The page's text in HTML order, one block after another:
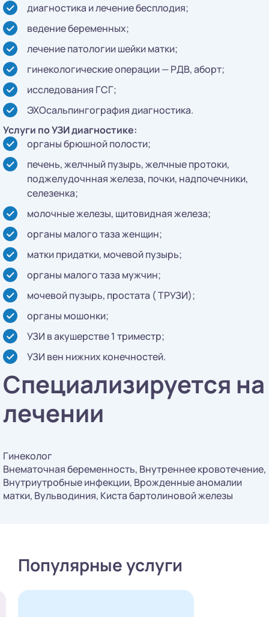
диагностика и лечение бесплодия;
ведение беременных;
лечение патологии шейки матки;
гинекологические операции — РДВ, аборт;
исследования ГСГ;
ЭХОсальпингография диагностика.
Услуги по УЗИ диагностике:
органы брюшной полости;
печень, желчный пузырь, желчные протоки,
поджелудочнная железа, почки, надпочечники,
селезенка;
молочные железы, щитовидная железа;
органы малого таза женщин;
матки придатки, мочевой пузырь;
органы малого таза мужчин;
мочевой пузырь, простата ( ТРУЗИ);
органы мошонки;
УЗИ в акушерстве 1 триместр;
УЗИ вен нижних конечностей.
Специализируется на
лечении
Гинеколог
Внематочная беременность, Внутреннее кровотечение,
Внутриутробные инфекции, Врожденные аномалии
матки, Вульводиния, Киста бартолиновой железы
Популярные услуги